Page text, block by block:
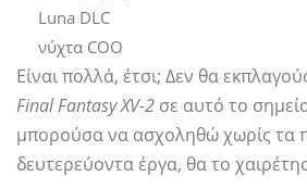
Luna DLC
νύχτα COO
Είναι πολλά, έτσι; Δεν θα
Final Fantasy XV-2 σε αυτό το
μπορούσα να ασχοληθώ χωρίς τα
δευτερεύοντα έργα, θα το